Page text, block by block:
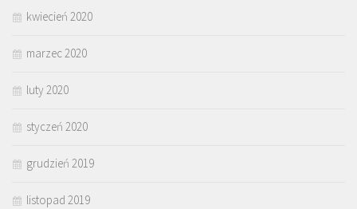
kwiecień 2020
marzec 2020
luty 2020
styczeń 2020
grudzień 2019
listopad 2019